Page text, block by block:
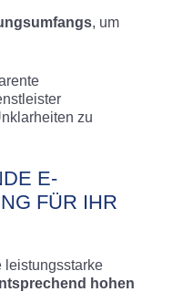
, um
zu
E-
FÜR IHR
leistungsstarke
hohen